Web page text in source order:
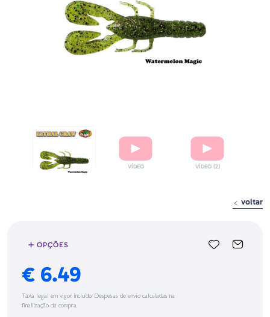
voltar
➕ OPÇÕES
€ 6.49
Taxa legal em vigor incluído. Despesas de envio calculadas na
finalização da compra.